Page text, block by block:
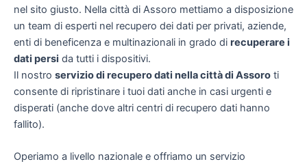
nel sito giusto. Nella città di Assoro mettiamo a disposizione
un team di esperti nel recupero dei dati per privati, aziende,
enti di beneficenza e multinazionali in grado di recuperare i
dati persi da tutti i dispositivi.
Il nostro servizio di recupero dati nella città di Assoro ti
consente di ripristinare i tuoi dati anche in casi urgenti e
disperati (anche dove altri centri di recupero dati hanno
fallito).
Operiamo a livello nazionale e offriamo un servizio